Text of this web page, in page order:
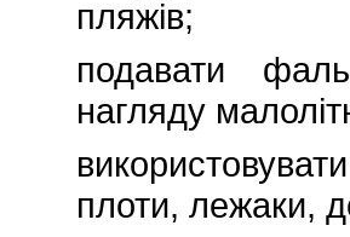
пляжів;
подавати
нагляду
плоти, лежаки,